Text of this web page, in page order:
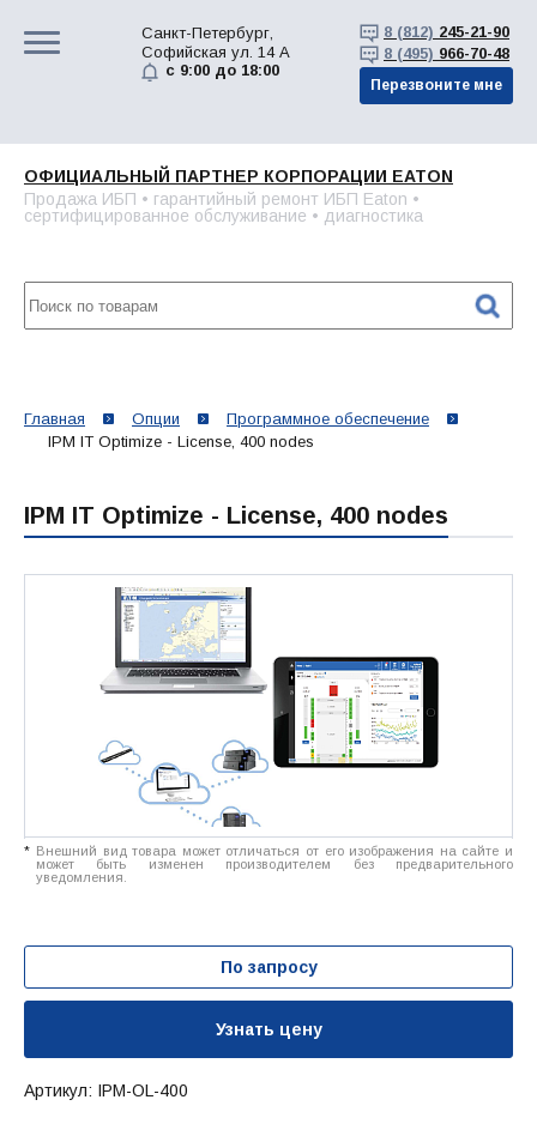
Санкт-Петербург,
Софийская ул. 14 А
с 9:00 до 18:00
8 (812) 245-21-90
8 (495) 966-70-48
Перезвоните мне
ОФИЦИАЛЬНЫЙ ПАРТНЕР КОРПОРАЦИИ EATON
Продажа ИБП • гарантийный ремонт ИБП Eaton •
сертифицированное обслуживание • диагностика
Главная Опции
Программное обеспечение
IPM IT Optimize - License, 400 nodes
IPM IT Optimize - License, 400 nodes
* Внешний вид товара может отличаться от его изображения на сайте и
может быть изменен производителем без предварительного
уведомления.
По запросу
Узнать цену
Артикул: IPM-OL-400